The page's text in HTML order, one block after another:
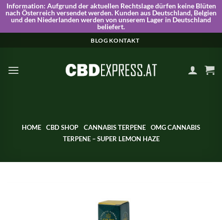
Information: Aufgrund der aktuellen Rechtslage dürfen keine Blüten
nach Österreich versendet werden. Kunden aus Deutschland, Belgien
und den Niederlanden werden von unserem Lager in Deutschland
beliefert.
BLOG KONTAKT
HOME CBD SHOP CANNABIS TERPENE
OMG CANNABIS
TERPENE – SUPER LEMON HAZE